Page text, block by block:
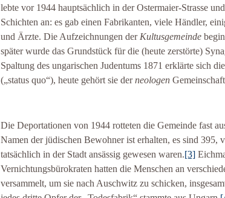
lebte vor 1944 hauptsächlich in der Ostermaier-Strasse
Schichten an: es gab einen Fabrikanten, viele Händler,
und Ärzte. Die Aufzeichnungen der Kultusgemeinde
später wurde das Grundstück für die (heute zerstörte)
Spaltung des ungarischen Judentums 1871 erklärte sich
(„status quo“), heute gehört sie derneologen Gemeinschaft
Die Deportationen von 1944 rotteten die Gemeinde fast
Namen der jüdischen Bewohner ist erhalten, es sind 395,
tatsächlich in der Stadt ansässig gewesen waren.[3]
Vernichtungsbürokraten hatten die Menschen an
versammelt, um sie nach Auschwitz zu schicken,